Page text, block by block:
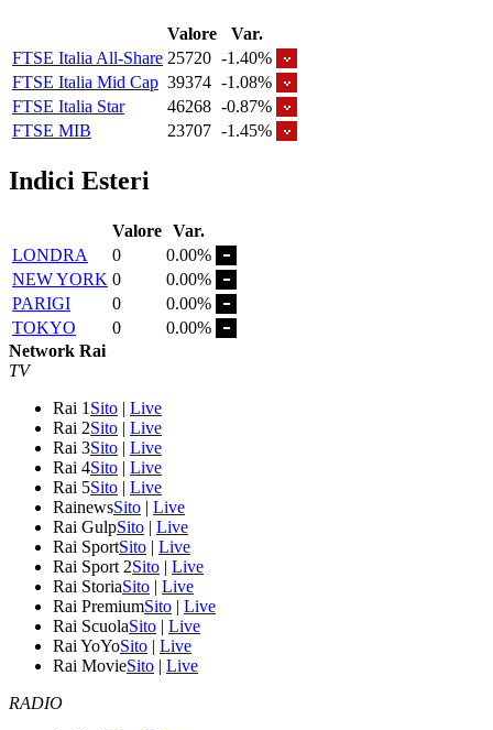
Valore
Var.
FTSE Italia All-Share 25720 -1.40%
FTSE Italia Mid Cap 39374 -1.08%
FTSE Italia Star
46268 -0.87%
FTSE MIB
23707 -1.45%
Indici Esteri
Valore Var.
LONDRA
0
0.00%
NEW YORK 0
0.00%
PARIGI
0
0.00%
TOKYO
0
0.00%
Network Rai
TV
Rai 1 Sito | Live
Rai 2Sito | Live
Rai 3Sito | Live
Rai 4Sito | Live
Rai 5Sito | Live
RainewsSito | Live
Rai GulpSito | Live
Rai SportSito | Live
Rai Sport 2Sito | Live
Rai StoriaSito | Live
Rai PremiumSito | Live
Rai ScuolaSito | Live
Rai YoYoSito | Live
Rai MovieSito | Live
RADIO